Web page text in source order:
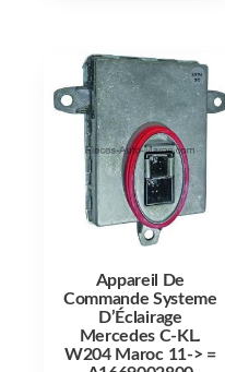
Appareil De
Commande Systeme
D’Éclairage
Mercedes C-KL.
W204 Maroc 11-> =